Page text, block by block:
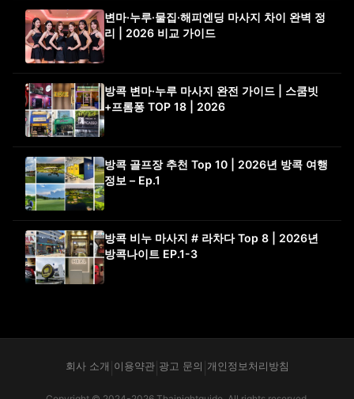
변마·누루·물집·해피엔딩 마사지 차이 완벽 정
리 | 2026 비교 가이드
방콕 변마·누루 마사지 완전 가이드 | 스쿰빗
+프롬퐁 TOP 18 | 2026
방콕 골프장 추천 Top 10 | 2026년 방콕 여행
정보 – Ep.1
방콕 비누 마사지 # 라차다 Top 8 | 2026년
방콕나이트 EP.1-3
회사 소개 이용약관| 광고 문의 개인정보처리방침